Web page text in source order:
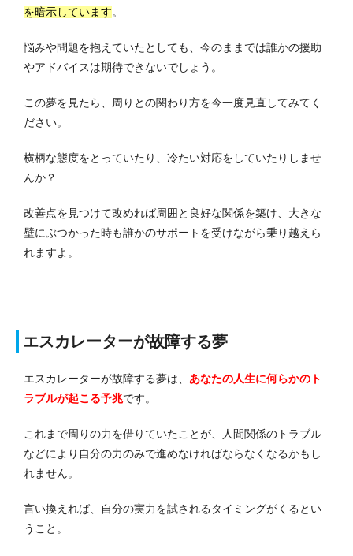
を暗示しています。
悩みや問題を抱えていたとしても、今のままでは誰かの援助
やアドバイスは期待できないでしょう。
この夢を見たら、周りとの関わり方を今一度見直してみてく
ださい。
横柄な態度をとっていたり、冷たい対応をしていたりしませ
んか？
改善点を見つけて改めれば周囲と良好な関係を築け、大きな
壁にぶつかった時も誰かのサポートを受けながら乗り越えら
れますよ。
エスカレーターが故障する夢
エスカレーターが故障する夢は、 あなたの人生に何らかのト
ラブルが起こる予兆です。
これまで周りの力を借りていたことが、人間関係のトラブル
などにより自分の力のみで進めなければならなくなるかもし
れません。
言い換えれば、自分の実力を試されるタイミングがくるとい
うこと。